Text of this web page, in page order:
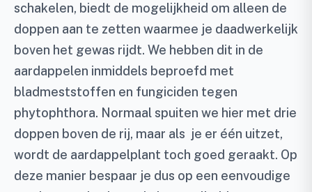
schakelen, biedt de mogelijkheid om alleen de
doppen aan te zetten waarmee je daadwerkelijk
boven het gewas rijdt. We hebben dit in de
aardappelen inmiddels beproefd met
bladmeststoffen en fungiciden tegen
phytophthora. Normaal spuiten we hier met drie
doppen boven de rij, maar als je er één uitzet,
wordt de aardappelplant toch goed geraakt. Op
deze manier bespaar je dus op een eenvoudige